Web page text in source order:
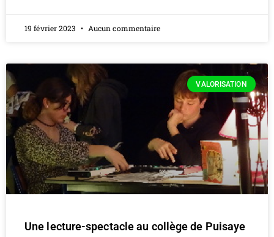
19 février 2023 Aucun commentaire
VALORISATION
Une lecture-spectacle au collège de Puisaye